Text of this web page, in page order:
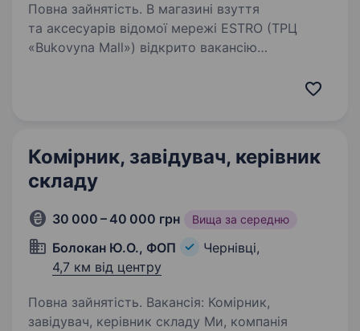
Повна зайнятість. В магазині взуття
та аксесуарів відомої мережі ESTRO (ТРЦ
«Bukovyna Mall») відкрито вакансію
Комірник, завідувач, керівник
складу
30 000 – 40 000 грн Вища за середню
Болокан Ю.О., ФОП
Чернівці,
4,7 км від центру
Повна зайнятість. Вакансія: Комірник,
завідувач, керівник складу Ми, компанія